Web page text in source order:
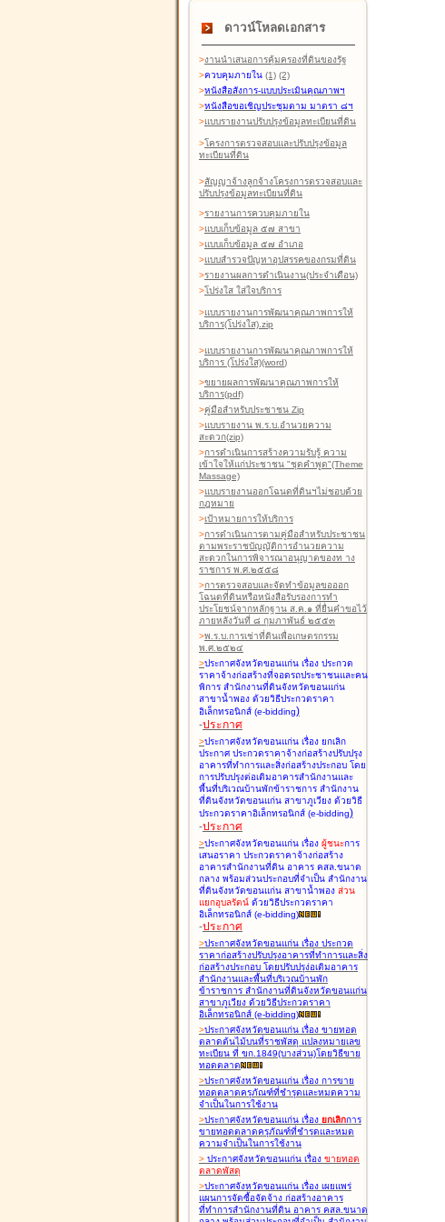
ดาวน์โหลดเอกสาร
>งานนำเสนอการคุ้มครองที่ดินของรัฐ
>ควบคุมภายใน (1) (2)
>หนังสือสังการ-แบบประเมินคุณภาพฯ
>หนังสือขอเชิญประชุมตาม มาตรา ๘ฯ
>แบบรายงานปรับปรุงข้อมูลทะเบียนที่ดิน
>โครงการตรวจสอบและปรับปรุงข้อมูล
ทะเบียนที่ดิน
>สัญญาจ้างลูกจ้างโครงการตรวจสอบและ
ปรับปรุงข้อมูลทะเบียนที่ดิน
>รายงานการควบคุมภายใน
>แบบเก็บข้อมูล ๕๗ สาขา
>แบบเก็บข้อมูล ๕๗ อำเภอ
>แบบสำรวจปัญหาอุปสรรคของกรมที่ดิน
>รายงานผลการดำเนินงาน(ประจำเดือน)
>โปร่งใส ใส่ใจบริการ
>แบบรายงานการพัฒนาคุณภาพการให้
บริการ(โปร่งใส).zip
>แบบรายงานการพัฒนาคุณภาพการให้
บริการ (โปร่งใส)(word)
>ขยายผลการพัฒนาคุณภาพการให้
บริการ(pdf)
>คู่มือสำหรับประชาชน Zip
>แบบรายงาน พ.ร.บ.อำนวยความ
สะดวก(zip)
>การดำเนินการสร้างความรับรู้ ความ
เข้าใจให้แก่ประชาชน "ชุดคำพูด"(Theme
Massage)
>แบบรายงานออกโฉนดที่ดินฯไม่ชอบด้วย
กฎหมาย
>เป้าหมายการให้บริการ
>การดำเนินการตามคู่มือสำหรับประชาชน
ตามพระราชบัญญัติการอำนวยความ
สะดวกในการพิจารณาอนุญาตของท าง
ราชการ พ.ศ.๒๕๕๘
>การตรวจสอบและจัดทำข้อมูลขอออก
โฉนดที่ดินหรือหนังสือรับรองการทำ
ประโยชน์จากหลักฐาน ส.ค.๑ ที่ยื่นคำขอไว้
ภายหลังวันที่ ๘ กุมภาพันธ์ ๒๕๕๓
>พ.ร.บ.การเช่าที่ดินเพื่อเกษตรกรรม
พ.ศ.๒๕๒๔
>ประกาศจังหวัดขอนแก่น เรื่อง ประกวด
ราคาจ้างก่อสร้างที่จอดรถประชาชนและคน
พิการ สำนักงานที่ดินจังหวัดขอนแก่น
สาขาน้ำพอง ด้วยวิธีประกวดราคา
อิเล็กทรอนิกส์ (e-bidding)
-ประกาศ
>ประกาศจังหวัดขอนแก่น เรื่อง ยกเลิก
ประกาศ ประกวดราคาจ้างก่อสร้างปรับปรุง
อาคารที่ทำการและสิ่งก่อสร้างประกอบ โดย
การปรับปรุงต่อเติมอาคารสำนักงานและ
พื้นที่บริเวณบ้านพักข้าราชการ สำนักงาน
ที่ดินจังหวัดขอนแก่น สาขาภูเวียง ด้วยวิธี
ประกวดราคาอิเล็กทรอนิกส์ (e-bidding)
-ประกาศ
>ประกาศจังหวัดขอนแก่น เรื่อง ผู้ชนะการ
เสนอราคา ประกวดราคาจ้างก่อสร้าง
อาคารสำนักงานที่ดิน อาคาร คสล.ขนาด
กลาง พร้อมส่วนประกอบที่จำเป็น สำนักงาน
ที่ดินจังหวัดขอนแก่น สาขาน้ำพอง ส่วน
แยกอุบลรัตน์ ด้วยวิธีประกวดราคา
อิเล็กทรอนิกส์ (e-bidding)
-ประกาศ
>ประกาศจังหวัดขอนแก่น เรื่อง ประกวด
ราคาก่อสร้างปรับปรุงอาคารที่ทำการและสิ่ง
ก่อสร้างประกอบ โดยปรับปรุง่อเติมอาคาร
สำนักงานและพื้นที่บริเวณบ้านพัก
ข้าราชการ สำนักงานที่ดินจังหวัดขอนแก่น
สาขาภูเวียง ด้วยวิธีประกวดราคา
อิเล็กทรอนิกส์ (e-bidding)
>ประกาศจังหวัดขอนแก่น เรื่อง ขายทอด
ตลาดต้นไม้บนที่ราชพัสดุ แปลงหมายเลข
ทะเบียน ที่ ขก.1849(บางส่วน)โดยวิธีขาย
ทอดตลาด
>ประกาศจังหวัดขอนแก่น เรื่อง การขาย
ทอดตลาดครุภัณฑ์ที่ชำรุดและหมดความ
จำเป็นในการใช้งาน
>ประกาศจังหวัดขอนแก่น เรื่อง ยกเลิกการ
ขายทอดตลาดครุภัณฑ์ที่ชำรุดและหมด
ความจำเป็นในการใช้งาน
> ประกาศจังหวัดขอนแก่น เรื่อง ขายทอด
ตลาดพัสดุ
>ประกาศจังหวัดขอนแก่น เรื่อง เผยแพร่
แผนการจัดซื้อจัดจ้าง ก่อสร้างอาคาร
ที่ทำการสำนักงานที่ดิน อาคาร คสล.ขนาด